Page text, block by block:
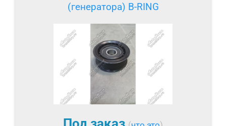
(генератора) B-RING